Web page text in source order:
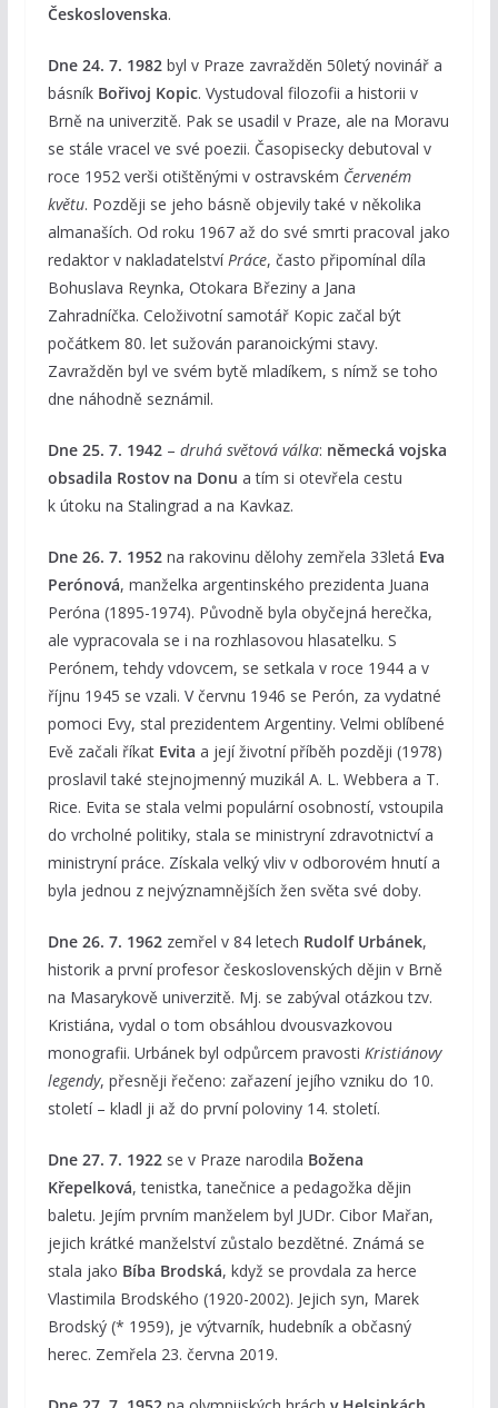
Československa.
Dne 24. 7. 1982byl v Praze zavražděn 50letý novinář a
básník Bořivoj Kopic. Vystudoval filozofii a historii v
Brně na univerzitě. Pak se usadil v Praze, ale na Moravu
se stále vracel ve své poezii. Časopisecky debutoval v
roce 1952 verši otištěnými v ostravském Červeném
květu. Později se jeho básně objevily také v několika
almanaších. Od roku 1967 až do své smrti pracoval jako
redaktor v nakladatelstvíPráce, často připomínal díla
Bohuslava Reynka, Otokara Březiny a Jana
Zahradníčka. Celoživotní samotář Kopic začal být
počátkem 80. let sužován paranoickými stavy.
Zavražděn byl ve svém bytě mladíkem, s nímž se toho
dne náhodně seznámil.
Dne 25. 7. 1942– druhá světová válka: německá vojska
obsadila Rostov na Donu a tím si otevřela cestu
k útoku na Stalingrad a na Kavkaz.
Dne 26. 7. 1952na rakovinu dělohy zemřela 33letá Eva
Perónová, manželka argentinského prezidenta Juana
Peróna (1895-1974). Původně byla obyčejná herečka,
ale vypracovala se i na rozhlasovou hlasatelku. S
Perónem, tehdy vdovcem, se setkala v roce 1944 a v
říjnu 1945 se vzali. V červnu 1946 se Perón, za vydatné
pomoci Evy, stal prezidentem Argentiny. Velmi oblíbené
Evě začali říkat Evita a její životní příběh později (1978)
proslavil také stejnojmenný muzikál A. L. Webbera a T.
Rice. Evita se stala velmi populární osobností, vstoupila
do vrcholné politiky, stala se ministryní zdravotnictví a
ministryní práce. Získala velký vliv v odborovém hnutí a
byla jednou z nejvýznamnějších žen světa své doby.
Dne 26. 7. 1962zemřel v 84 letech Rudolf Urbánek,
historik a první profesor československých dějin v Brně
na Masarykově univerzitě. Mj. se zabýval otázkou tzv.
Kristiána, vydal o tom obsáhlou dvousvazkovou
monografii. Urbánek byl odpůrcem pravosti Kristiánovy
legendy, přesněji řečeno: zařazení jejího vzniku do 10.
století – kladl ji až do první poloviny 14. století.
Dne 27. 7. 1922se v Praze narodila Božena
Křepelková, tenistka, tanečnice a pedagožka dějin
baletu. Jejím prvním manželem byl JUDr. Cibor Mařan,
jejich krátké manželství zůstalo bezdětné. Známá se
stala jako Bíba Brodská, když se provdala za herce
Vlastimila Brodského (1920-2002). Jejich syn, Marek
Brodský (* 1959), je výtvarník, hudebník a občasný
herec. Zemřela 23. června 2019.